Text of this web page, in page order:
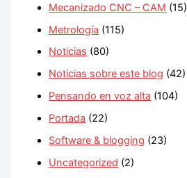
Mecanizado CNC – CAM (15)
Metrología (115)
Noticias (80)
Noticias sobre este blog (42)
Pensando en voz alta (104)
Portada (22)
Software & blogging (23)
Uncategorized (2)